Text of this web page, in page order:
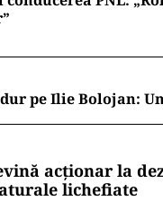
pe Ilie Bolojan:
acționar la
lichefiate